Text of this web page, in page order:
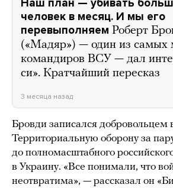
Наш план — убивать
человек в месяц. И мы его
перевыполняем Роберт
(«Мадяр») — один из самых
командиров ВСУ — дал
си». Кратчайший пересказ
3 месяца назад
Бровди записался добровольцем
Территориальную оборону за
до полномасштабного
в Украину. «Все понимали, что
неотвратима», — рассказал он